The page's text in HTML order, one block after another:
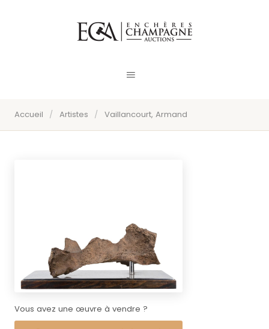
Accueil / Artistes / Vaillancourt, Armand
Vous avez une œuvre à vendre ?